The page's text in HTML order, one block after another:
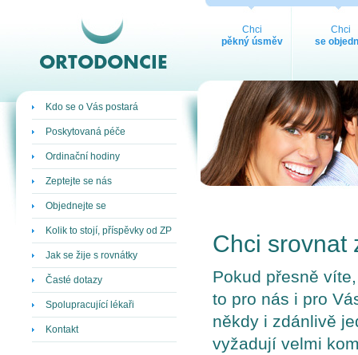
Chci
pěkný úsměv
Chci
se
Chci srovnat
Pokud přesně
to pro nás i pro
někdy i zdánlivě
vyžadují velmi
Kdo se o Vás postará
Poskytovaná péče
Ordinační hodiny
Zeptejte se nás
Objednejte se
Kolik to stojí, příspěvky od ZP
Jak se žije s rovnátky
Časté dotazy
Spolupracující lékaři
Kontakt